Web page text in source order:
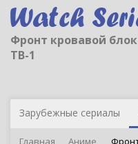
Фронт кровавой
ТВ-1
Зарубежные сериалы
Главная Аниме